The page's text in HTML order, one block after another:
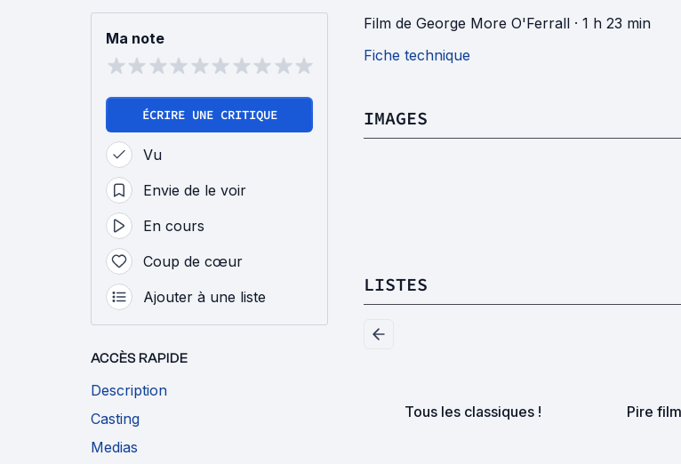
Ma note
ÉCRIRE UNE CRITIQUE
Vu
Envie de le voir
En cours
Coup de cœur
Ajouter à une liste
ACCÈS RAPIDE
Description
Casting
Medias
Film de George More O'Ferrall · 1 h 23 min
Fiche technique
IMAGES
LISTES
Tous les classiques ! Pire